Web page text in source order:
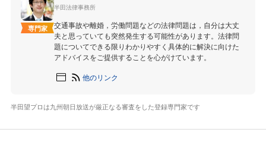
専門家
半田法律事務所
交通事故や離婚，労働問題などの法律問題は，自分は大丈
夫と思っていても突然発生する可能性があります。法律問
題についてできる限りわかりやすく具体的に解決に向けた
アドバイスをご提供することを心がけています。
他のリンク
半田望プロは九州朝日放送が厳正なる審査をした登録専門家です